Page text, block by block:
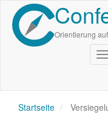
Direkt
zum
Inhalt
Orientierung
Startseite